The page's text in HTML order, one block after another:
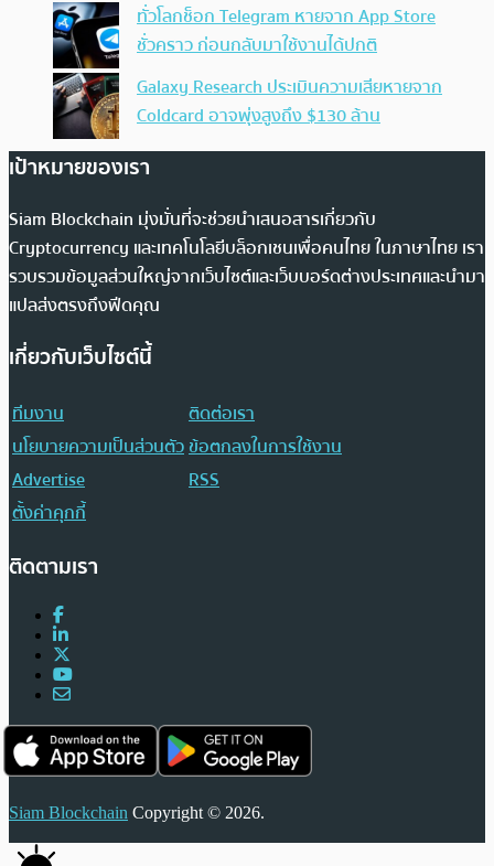
ทั่วโลกช็อก Telegram หายจาก App Store
ชั่วคราว ก่อนกลับมาใช้งานได้ปกติ
Galaxy Research ประเมินความเสียหายจาก
Coldcard อาจพุ่งสูงถึง $130 ล้าน
เป้าหมายของเรา
Siam Blockchain มุ่งมั่นที่จะช่วยนำเสนอสารเกี่ยวกับ
Cryptocurrency และเทคโนโลยีบล็อกเชนเพื่อคนไทย ในภาษาไทย เรา
รวบรวมข้อมูลส่วนใหญ่จากเว็บไซต์และเว็บบอร์ดต่างประเทศและนำมา
แปลส่งตรงถึงฟีดคุณ
เกี่ยวกับเว็บไซต์นี้
ทีมงาน
ติดต่อเรา
นโยบายความเป็นส่วนตัวข้อตกลงในการใช้งาน
Advertise
RSS
ตั้งค่าคุกกี้
ติดตามเรา
Siam Blockchain Copyright © 2026.